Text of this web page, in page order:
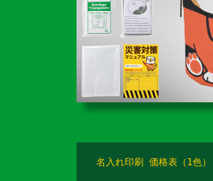
名入れ印刷 価格表（1色）